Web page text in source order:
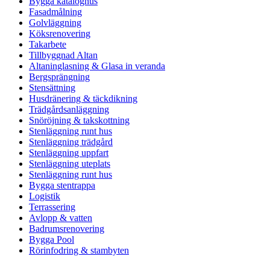
Fasadmålning
Golvläggning
Köksrenovering
Takarbete
Tillbyggnad Altan
Altaninglasning & Glasa in veranda
Bergsprängning
Stensättning
Husdränering & täckdikning
Trädgårdsanläggning
Snöröjning & takskottning
Stenläggning runt hus
Stenläggning trädgård
Stenläggning uppfart
Stenläggning uteplats
Stenläggning runt hus
Bygga stentrappa
Logistik
Terrassering
Avlopp & vatten
Badrumsrenovering
Bygga Pool
Rörinfodring & stambyten